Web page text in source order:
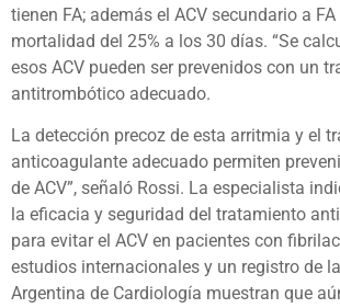
tienen FA; además el ACV secundario a
mortalidad del 25% a los 30 días. “Se
esos ACV pueden ser prevenidos con un
antitrombótico adecuado.
La detección precoz de esta arritmia y el
anticoagulante adecuado permiten
de ACV”, señaló Rossi. La especialista
la eficacia y seguridad del tratamiento
para evitar el ACV en pacientes con
estudios internacionales y un registro de
Argentina de Cardiología muestran que